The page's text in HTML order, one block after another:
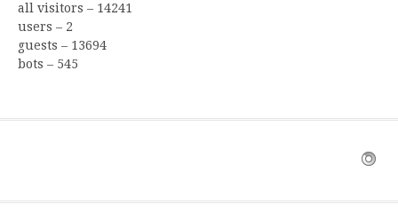
all visitors – 14241
users – 2
guests – 13694
bots – 545